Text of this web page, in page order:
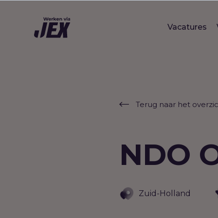
Vacatures
Terug naar het
NDO
Zuid-Holland